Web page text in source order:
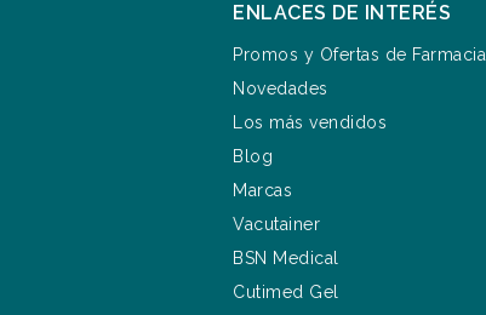
ENLACES DE INTERÉS
Promos y Ofertas de Farmacia
Novedades
Los más vendidos
Blog
Marcas
Vacutainer
BSN Medical
Cutimed Gel